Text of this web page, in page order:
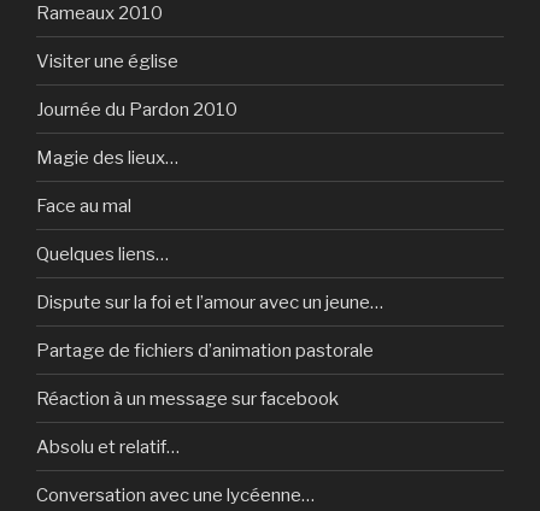
Rameaux 2010
Visiter une église
Journée du Pardon 2010
Magie des lieux…
Face au mal
Quelques liens…
Dispute sur la foi et l’amour avec un jeune…
Partage de fichiers d’animation pastorale
Réaction à un message sur facebook
Absolu et relatif…
Conversation avec une lycéenne…